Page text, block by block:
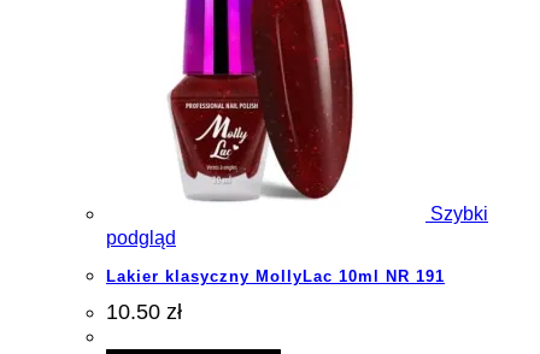
Szybki
podgląd
Lakier klasyczny MollyLac 10ml NR 191
10.50 zł